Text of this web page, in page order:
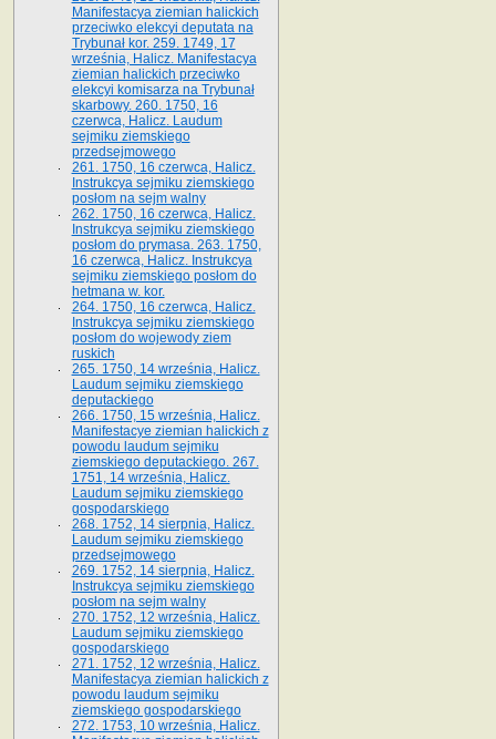
Manifestacya ziemian halickich
przeciwko elekcyi deputata na
Trybunał kor. 259. 1749, 17
września, Halicz. Manifestacya
ziemian halickich przeciwko
elekcyi komisarza na Trybunał
skarbowy. 260. 1750, 16
czerwca, Halicz. Laudum
sejmiku ziemskiego
przedsejmowego
261. 1750, 16 czerwca, Halicz.
Instrukcya sejmiku ziemskiego
posłom na sejm walny
262. 1750, 16 czerwca, Halicz.
Instrukcya sejmiku ziemskiego
posłom do prymasa. 263. 1750,
16 czerwca, Halicz. Instrukcya
sejmiku ziemskiego posłom do
hetmana w. kor.
264. 1750, 16 czerwca, Halicz.
Instrukcya sejmiku ziemskiego
posłom do wojewody ziem
ruskich
265. 1750, 14 września, Halicz.
Laudum sejmiku ziemskiego
deputackiego
266. 1750, 15 września, Halicz.
Manifestacye ziemian halickich z
powodu laudum sejmiku
ziemskiego deputackiego. 267.
1751, 14 września, Halicz.
Laudum sejmiku ziemskiego
gospodarskiego
268. 1752, 14 sierpnia, Halicz.
Laudum sejmiku ziemskiego
przedsejmowego
269. 1752, 14 sierpnia, Halicz.
Instrukcya sejmiku ziemskiego
posłom na sejm walny
270. 1752, 12 września, Halicz.
Laudum sejmiku ziemskiego
gospodarskiego
271. 1752, 12 września, Halicz.
Manifestacya ziemian halickich z
powodu laudum sejmiku
ziemskiego gospodarskiego
272. 1753, 10 września, Halicz.